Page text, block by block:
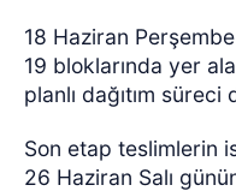
18 Haziran
19 bloklarında yer
planlı dağıtım
Son etap teslimlerin
26 Haziran Salı